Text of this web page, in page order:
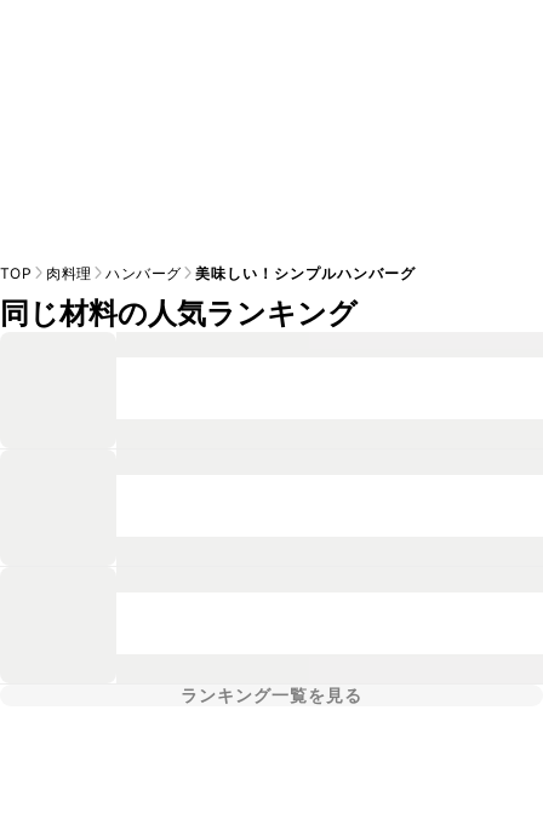
TOP 肉料理 ハンバーグ 美味しい！シンプルハンバーグ
同じ材料の人気ランキング
ランキング一覧を見る